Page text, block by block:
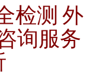
检测 外
询服务